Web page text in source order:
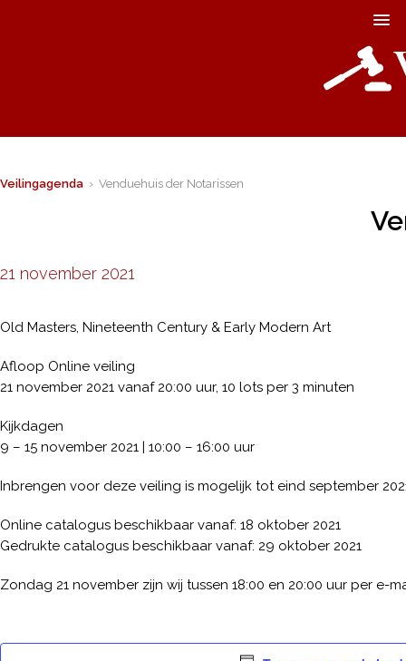
Veilingagenda › Venduehuis der Notarissen
21 november 2021
Old Masters, Nineteenth Century & Early Modern Art
Afloop Online veiling
21 november 2021 vanaf 20:00 uur, 10 lots per 3 minuten
Kijkdagen
9 – 15 november 2021 | 10:00 – 16:00 uur
Inbrengen voor deze veiling is mogelijk tot eind september
Online catalogus beschikbaar vanaf: 18 oktober 2021
Gedrukte catalogus beschikbaar vanaf: 29 oktober 2021
Zondag 21 november zijn wij tussen 18:00 en 20:00 uur per e-